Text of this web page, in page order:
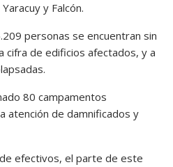
y Falcón.
personas se encuentran sin
cifra de edificios afectados, y a
80 campamentos
atención de damnificados y
efectivos, el parte de este